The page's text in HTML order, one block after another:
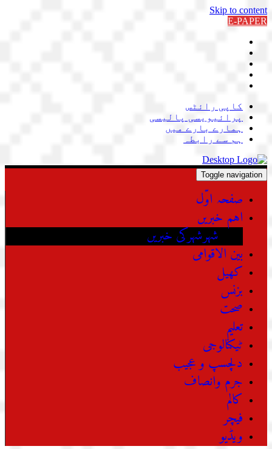
Skip to content
E-PAPER
کاپی رائٹس
پرائیویسی پالیسی
ہمارے بارے میں
ہم سے رابطہ
Toggle navigation
صفحہ اوّل
اہم خبریں
شہرشہرکی خبریں
بین الاقوامی
کھیل
بزنس
صحت
تعلیم
ٹیکنالوجی
دلچسپ و عجیب
جرم وانصاف
کالم
فیچر
ویڈیو